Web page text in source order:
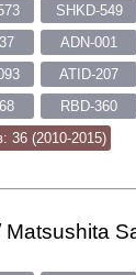
SHKD-549
ADN-001
ATID-207
RBD-360
36 (2010-2015)